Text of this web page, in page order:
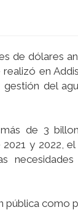
de dólares
en
gestión del
de 3
y 2022,
como